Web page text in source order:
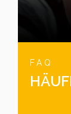
FAQ